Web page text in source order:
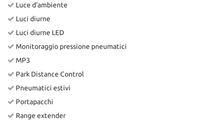
Luce d'ambiente
Luci diurne
Luci diurne LED
Monitoraggio pressione pneumatici
MP3
Park Distance Control
Pneumatici estivi
Portapacchi
Range extender